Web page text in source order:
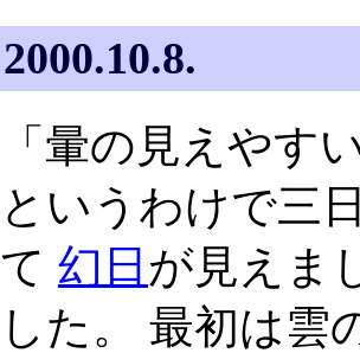
2000.10.8.
「暈の見えやす
というわけで三
て 幻日 が見えま
した。 最初は雲